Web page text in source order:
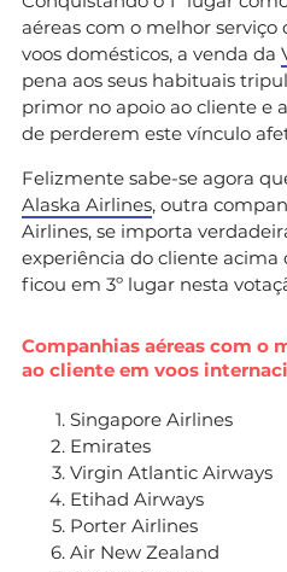
aéreas com o melhor serviço
voos domésticos, a venda da
pena aos seus habituais
primor no apoio ao cliente e
de perderem este vínculo
Felizmente sabe-se agora
Alaska Airlines, outra
Airlines, se importa
experiência do cliente
ficou em 3º lugar nesta
Companhias aéreas com o
ao cliente em voos
Singapore Airlines
Emirates
Virgin Atlantic Airways
Etihad Airways
Porter Airlines
Air New Zealand